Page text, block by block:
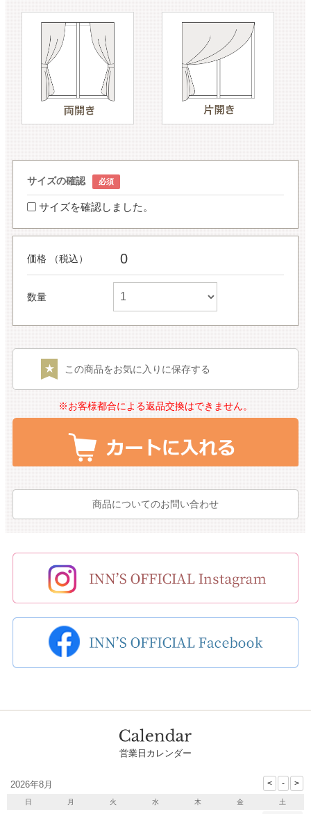
サイズの確認
サイズを確認しました。
価格 （税込） 0
数量
この商品をお気に入りに保存する
※お客様都合による返品交換はできません。
商品についてのお問い合わせ
営業日カレンダー
2026年8月
日 月 火 水 木 金 土